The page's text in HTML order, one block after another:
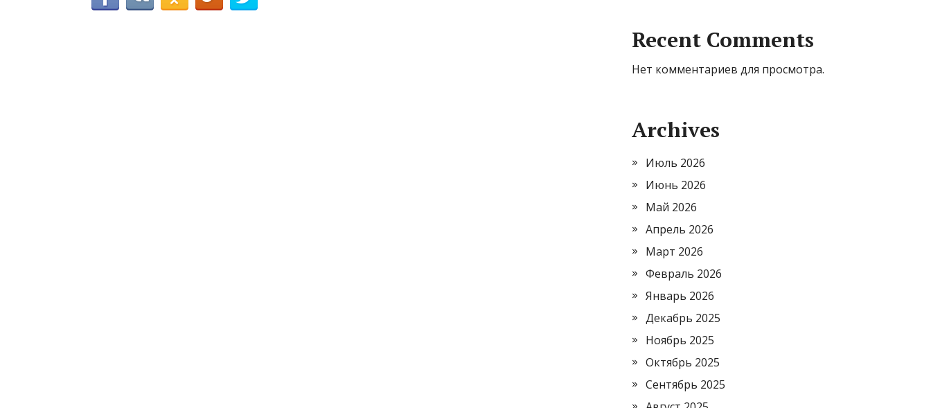
Recent Comments
Нет комментариев для просмотра.
Archives
Июль 2026
Июнь 2026
Май 2026
Апрель 2026
Март 2026
Февраль 2026
Январь 2026
Декабрь 2025
Ноябрь 2025
Октябрь 2025
Сентябрь 2025